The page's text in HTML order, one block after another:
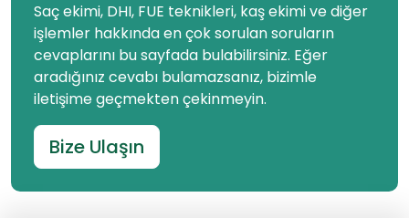
Saç ekimi, DHI, FUE teknikleri, kaş ekimi ve diğer
işlemler hakkında en çok sorulan soruların
cevaplarını bu sayfada bulabilirsiniz. Eğer
aradığınız cevabı bulamazsanız, bizimle
iletişime geçmekten çekinmeyin.
Bize Ulaşın